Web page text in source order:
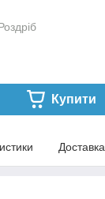
Купити
Доставка